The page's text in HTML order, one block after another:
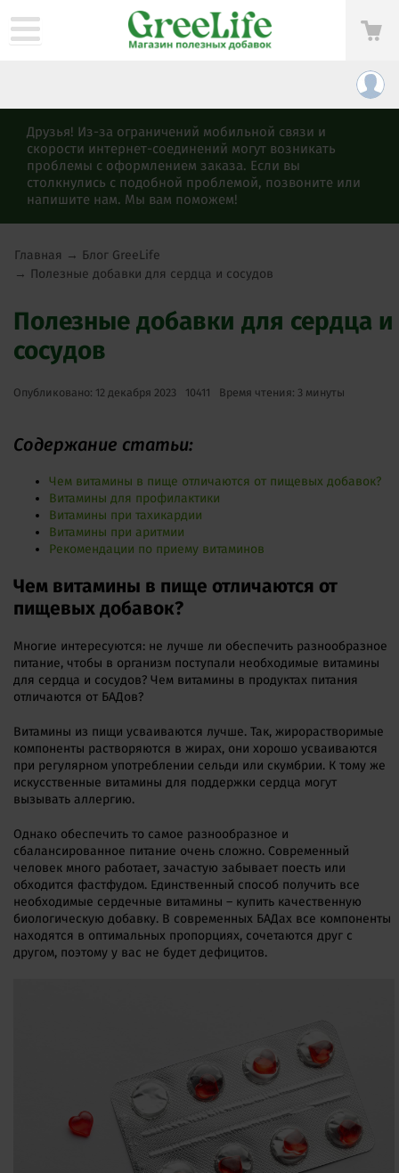
Друзья! Из-за ограничений мобильной связи и
скорости интернет-соединений могут возникать
проблемы с оформлением заказа. Если вы
столкнулись с подобной проблемой, позвоните или
напишите нам. Мы вам поможем!
Главная → Блог GreeLife
→ Полезные добавки для сердца и сосудов
Полезные добавки для сердца и
сосудов
Опубликовано: 12 декабря 2023 10411 Время чтения: 3 минуты
Содержание статьи:
Чем витамины в пище отличаются от пищевых добавок?
Витамины для профилактики
Витамины при тахикардии
Витамины при аритмии
Рекомендации по приему витаминов
Чем витамины в пище отличаются от
пищевых добавок?
Многие интересуются: не лучше ли обеспечить разнообразное
питание, чтобы в организм поступали необходимые витамины
для сердца и сосудов? Чем витамины в продуктах питания
отличаются от БАДов?
Витамины из пищи усваиваются лучше. Так, жирорастворимые
компоненты растворяются в жирах, они хорошо усваиваются
при регулярном употреблении сельди или скумбрии. К тому же
искусственные витамины для поддержки сердца могут
вызывать аллергию.
Однако обеспечить то самое разнообразное и
сбалансированное питание очень сложно. Современный
человек много работает, зачастую забывает поесть или
обходится фастфудом. Единственный способ получить все
необходимые сердечные витамины – купить качественную
биологическую добавку. В современных БАДах все компоненты
находятся в оптимальных пропорциях, сочетаются друг с
другом, поэтому у вас не будет дефицитов.